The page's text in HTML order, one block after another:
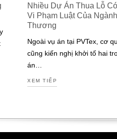
Nhiều Dự Án Thua Lỗ
Vi Phạm Luật Của
Thương
Ngoài vụ án tại PVTex, cơ
cũng kiến nghị khởi tố hai
án…
XEM TIẾP